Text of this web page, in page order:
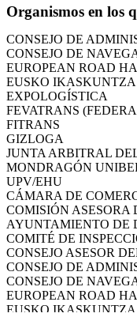
Organismos en los
COMITÉ DE
CONSEJO ASESOR
CONSEJO DE
CONSEJO DE
EUROPEAN ROAD
EUSKO IKASKUNTZA
EXPOLOGÍSTICA
FEVATRANS
FITRANS
GIZLOGA
JUNTA ARBITRAL
MONDRAGÓN
UPV/EHU
CÁMARA DE
COMISIÓN
AYUNTAMIENTO DE
COMITÉ DE
CONSEJO ASESOR
CONSEJO DE
CONSEJO DE
EUROPEAN ROAD
EUSKO IKASKUNTZA